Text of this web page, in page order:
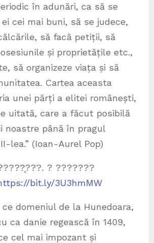
în adunări, ca să se
cei mai buni, să se judece,
să facă petiții, să
și proprietățile etc.,
să organizeze viața și să
Cartea aceasta
unei părți a elitei românești,
uitată, care a făcut posibilă
noastre până în pragul
lea.” (Ioan-Aurel Pop)
? ???????
bit.ly/3U3hmMW
domeniul de la Hunedoara,
ca danie regească în 1409,
cel mai impozant și